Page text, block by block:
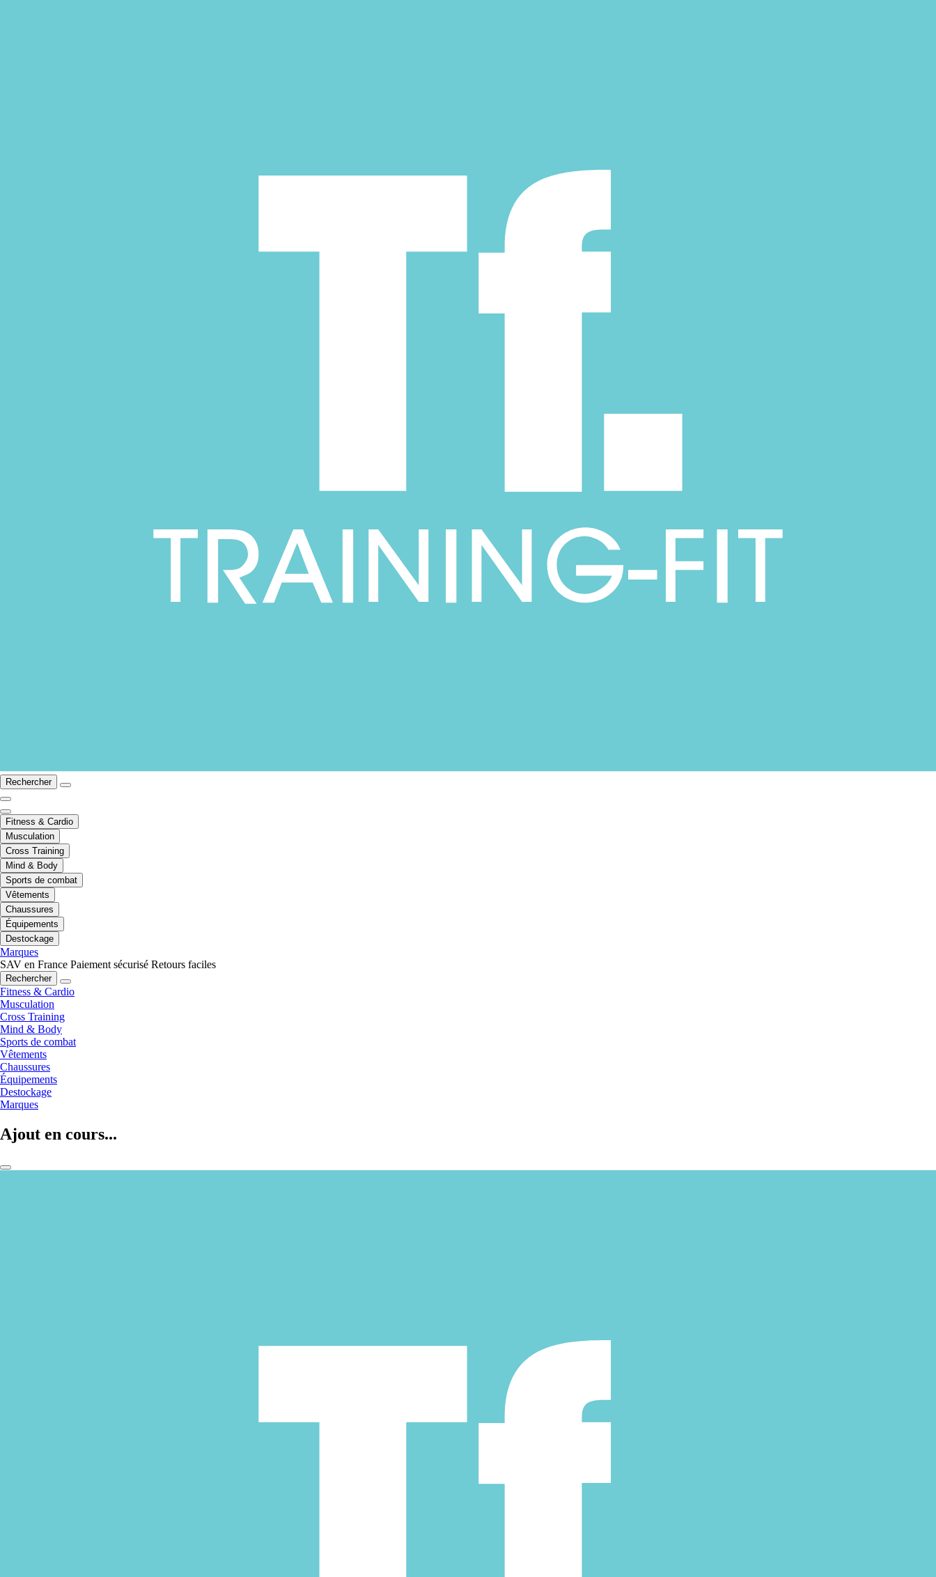
Rechercher
Fitness & Cardio
Musculation
Cross Training
Mind & Body
Sports de combat
Vêtements
Chaussures
Équipements
Destockage
Marques
SAV en France Paiement sécurisé Retours faciles
Rechercher
Fitness & Cardio
Musculation
Cross Training
Mind & Body
Sports de combat
Vêtements
Chaussures
Équipements
Destockage
Marques
Ajout en cours...